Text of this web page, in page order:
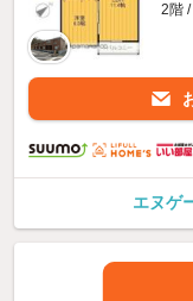
2階
エヌゲ